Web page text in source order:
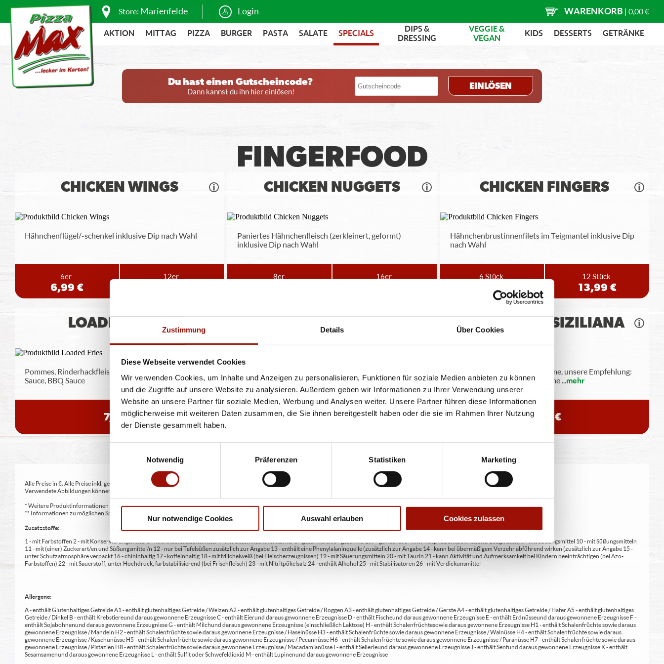
Zustimmung Details Über Cookies
Diese Webseite verwendet Cookies
Wir verwenden Cookies, um Inhalte und Anzeigen zu personalisieren, Funktionen für soziale Medien anbieten zu können
und die Zugriffe auf unsere Website zu analysieren. Außerdem geben wir Informationen zu Ihrer Verwendung unserer
Website an unsere Partner für soziale Medien, Werbung und Analysen weiter. Unsere Partner führen diese Informationen
möglicherweise mit weiteren Daten zusammen, die Sie ihnen bereitgestellt haben oder die sie im Rahmen Ihrer Nutzung
der Dienste gesammelt haben.
Notwendig
Präferenzen Statistiken Marketing
Nur notwendige Cookies Auswahl erlauben Cookies zulassen
Store: Marienfelde Login WARENKORB | 0,00 €
AKTION MITTAG PIZZA BURGER PASTA SALATE SPECIALS
DIPS &
DRESSING
VEGGIE &
VEGAN
KIDS DESSERTS GETRÄNKE
Du hast einen Gutscheincode?
Dann kannst du ihn hier einlösen!
EINLÖSEN
FINGERFOOD
CHICKEN WINGS
Hähnchenflügel/-schenkel inklusive Dip nach Wahl
6er
6,99 €
12er
CHICKEN NUGGETS
Paniertes Hähnchenfleisch (zerkleinert, geformt)
inklusive Dip nach Wahl
8er 16er
CHICKEN FINGERS
Hähnchenbrustinnenfilets im Teigmantel inklusive Dip
nach Wahl
6 Stück
7,49 €
12 Stück
13,99 €
LOADED FRIES
Pommes, Rinderhackfleisch, Jalapeños, Chili Cheese
Sauce, BBQ Sauce
7,99 €
POMMES
5,49 €
FLATBREAD SIZILIANA
Pizzateigecken, Knoblauchcreme, unsere Empfehlung:
Siziliana Dip (aus Tomatencreme...mehr
6,99 €
Alle Preise in €. Alle Preise inkl. gesetzl. MwSt. Alle Angaben zu Grammaturen oder Durchmessern, bspw. der Pizzen sind circa-Angaben und können durch die Zubereitung geringfügig variieren.
Verwendete Abbildungen können von den tatsächlich gelieferten Produkten abweichen. Wir liefern innerhalb von ca. 30 Minuten.
* Weitere Produktinformationen zu vorverpackten Lebensmitteln finden Sie unter www.pizzamax.de/produktinformationen
** Informationen zu möglichen Spuren von Allergenen seitens unsere Hersteller finden Sie unter www.pizzamax.de/produktinformationen
Zusatzstoffe:
1 - mit Farbstoffen 2 - mit Konservierungsmittel 3 - mit Antioxidationsmittel 4 - mit Geschmacksverstärker 5 - geschwefelt 6 - geschwärzt 7 - gewachst 8 - mit Phosphat/en (bei Fleischerzeugnissen) 9 - mit Süßungsmittel 10 - mit Süßungsmitteln
11 - mit (einer) Zuckerart/en und Süßungsmittel/n 12 - nur bei Tafelsüßen zusätzlich zur Angabe 13 - enthält eine Phenylalaninquelle (zusätzlich zur Angabe 14 - kann bei übermäßigem Verzehr abführend wirken (zusätzlich zur Angabe 15 -
unter Schutzatmosphäre verpackt 16 - chininhaltig 17 - koffeinhaltig 18 - mit Milcheiweiß (bei Fleischerzeugnissen) 19 - mit Säuerungsmitteln 20 - mit Taurin 21 - kann Aktivität und Aufmerksamkeit bei Kindern beeinträchtigen (bei Azo-
Farbstoffen) 22 - mit Sauerstoff, unter Hochdruck, farbstabilisierend (bei Frischfleisch) 23 - mit Nitritpökelsalz 24 - enthält Alkohol 25 - mit Stabilisatoren 26 - mit Verdickunsmittel
Allergene:
A - enthält Glutenhaltiges Getreide A1 - enthält glutenhaltiges Getreide / Weizen A2 - enthält glutenhaltiges Getreide / Roggen A3 - enthält glutenhaltiges Getreide / Gerste A4 - enthält glutenhaltiges Getreide / Hafer A5 - enthält glutenhaltiges
Getreide / Dinkel B - enthält Krebstiere und daraus gewonnene Erzeugnisse C - enthält Eier und daraus gewonnene Erzeugnisse D - enthält Fische und daraus gewonnene Erzeugnisse E - enthält Erdnüsse und daraus gewonnene Erzeugnisse F -
enthält Sojabohnen und daraus gewonnene Erzeugnisse G - enthält Milch und daraus gewonnene Erzeugnisse (einschließlich Laktose) H - enthält Schalenfrüchte sowie daraus gewonnene Erzeugnisse H1 - enthält Schalenfrüchte sowie daraus
gewonnene Erzeugnisse / Mandeln H2 - enthält Schalenfrüchte sowie daraus gewonnene Erzeugnisse / Haselnüsse H3 - enthält Schalenfrüchte sowie daraus gewonnene Erzeugnisse / Walnüsse H4 - enthält Schalenfrüchte sowie daraus
gewonnene Erzeugnisse / Kaschunüsse H5 - enthält Schalenfrüchte sowie daraus gewonnene Erzeugnisse / Pecannüsse H6 - enthält Schalenfrüchte sowie daraus gewonnene Erzeugnisse / Paranüsse H7 - enthält Schalenfrüchte sowie daraus
gewonnene Erzeugnisse / Pistazien H8 - enthält Schalenfrüchte sowie daraus gewonnene Erzeugnisse / Macadamianüsse I - enthält Sellerie und daraus gewonnene Erzeugnisse J - enthält Senf und daraus gewonnene Erzeugnisse K - enthält
Sesamsamen und daraus gewonnene Erzeugnisse L - enthält Sulfit oder Schwefeldioxid M - enthält Lupinen und daraus gewonnene Erzeugnisse